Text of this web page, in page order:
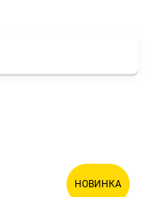
НОВИНКА